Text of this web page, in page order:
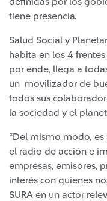
definidas por los
tiene presencia.
Salud Social y
habita en los 4
por ende, llega a
un movilizador de
todos sus
la sociedad y el
“Del mismo modo,
el radio de acción e
empresas, emisores,
interés con quienes
SURA en un actor